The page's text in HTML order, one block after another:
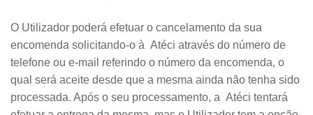
O Utilizador poderá efetuar o cancelamento da sua
encomenda solicitando-o à Atéci através do número de
telefone ou e-mail referindo o número da encomenda, o
qual será aceite desde que a mesma ainda não tenha sido
processada. Após o seu processamento, a Atéci tentará